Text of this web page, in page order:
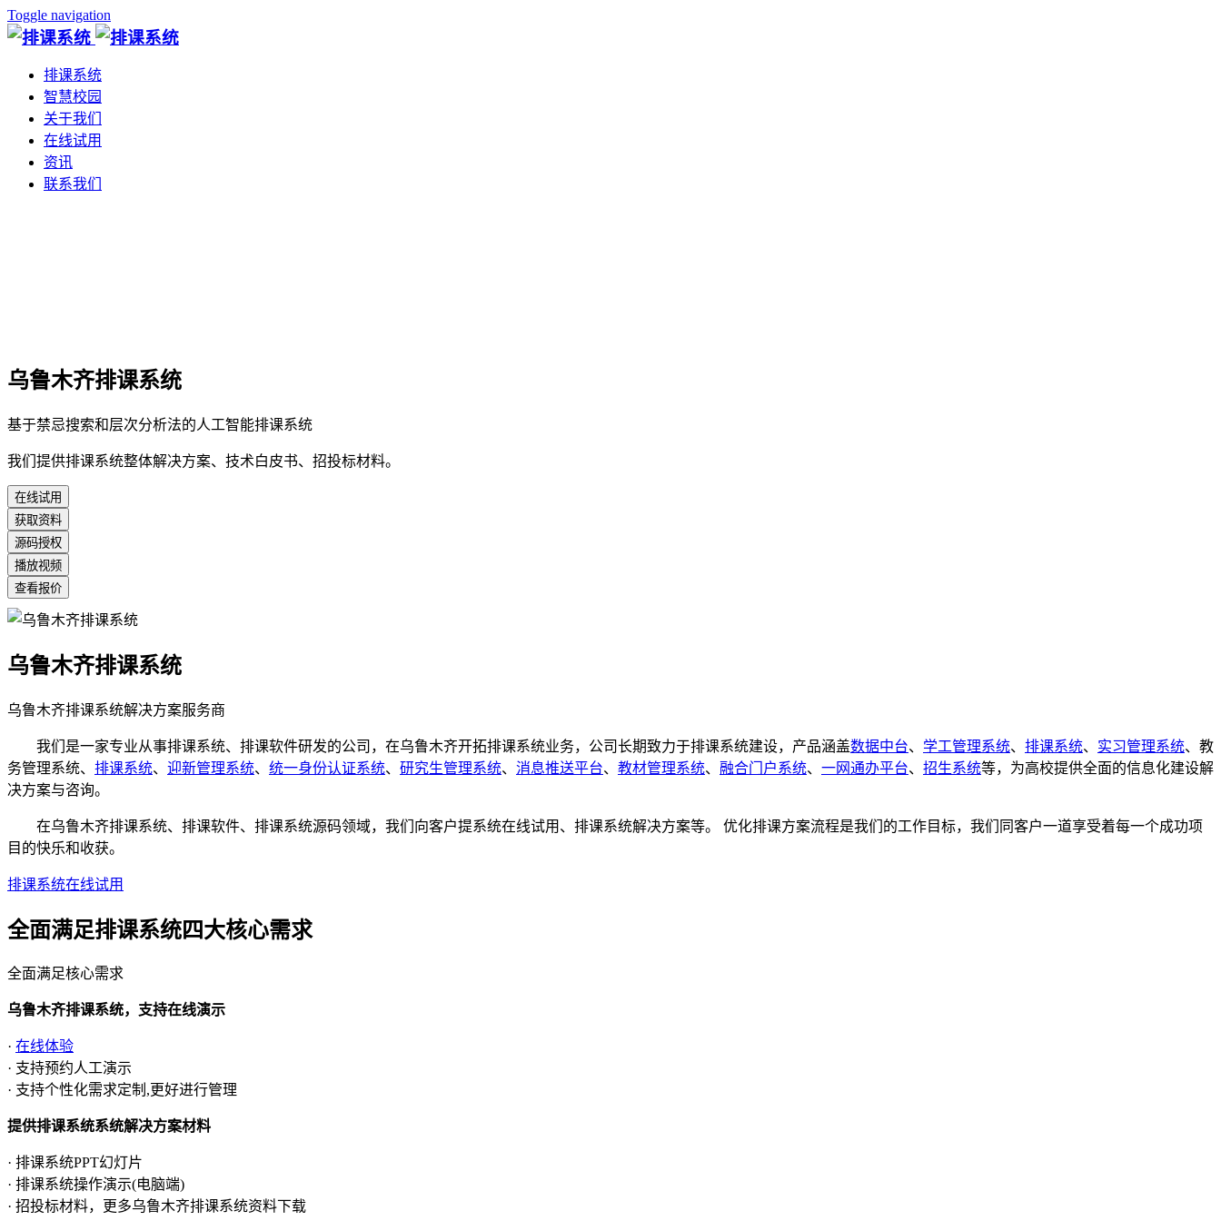
Toggle navigation
排课系统
智慧校园
关于我们
在线试用
资讯
联系我们
乌鲁木齐排课系统
基于禁忌搜索和层次分析法的人工智能排课系统
我们提供排课系统整体解决方案、技术白皮书、招投标材料。
在线试用
获取资料
源码授权
播放视频
查看报价
乌鲁木齐排课系统
乌鲁木齐排课系统解决方案服务商
我们是一家专业从事排课系统、排课软件研发的公司，在乌鲁木齐开拓排课系统业务，公司长期致力于排课系统建设，产品涵盖数据中台、 学工管理系统、 排课系统、 实习管理系统、教
务管理系统、 排课系统、 迎新管理系统、 统一身份认证系统、 研究生管理系统、 消息推送平台、 教材管理系统、 融合门户系统、 一网通办平台、 招生系统等，为高校提供全面的信息化建设解
决方案与咨询。
在乌鲁木齐排课系统、排课软件、排课系统源码领域，我们向客户提系统在线试用、排课系统解决方案等。 优化排课方案流程是我们的工作目标，我们同客户一道享受着每一个成功项
目的快乐和收获。
排课系统在线试用
全面满足排课系统四大核心需求
全面满足核心需求
乌鲁木齐排课系统，支持在线演示
· 在线体验
· 支持预约人工演示
· 支持个性化需求定制,更好进行管理
提供排课系统系统解决方案材料
· 排课系统PPT幻灯片
· 排课系统操作演示(电脑端)
· 招投标材料，更多乌鲁木齐排课系统资料下载